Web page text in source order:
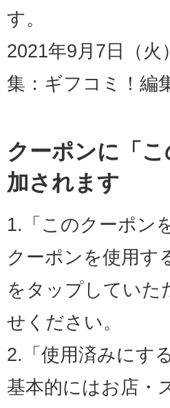
す。
2021年9月7日（
集：ギフコミ！編
クーポンに「
加されます
1.「このクーポン
クーポンを使用す
をタップしていた
せください。
2.「使用済みにす
基本的にはお店・